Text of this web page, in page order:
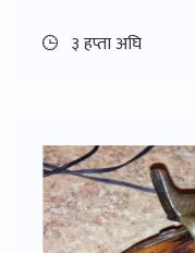
३ हप्ता अघि